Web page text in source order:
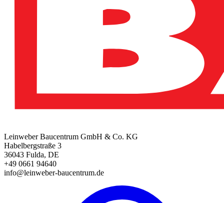
Leinweber Baucentrum GmbH & Co. KG
Habelbergstraße 3
36043 Fulda, DE
+49 0661 94640
info@leinweber-baucentrum.de